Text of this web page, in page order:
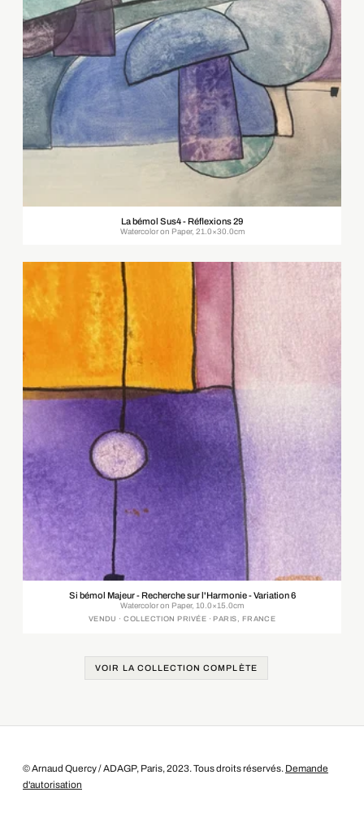
La bémol Sus4 - Réflexions 29
Watercolor on Paper, 21.0×30.0cm
Si bémol Majeur - Recherche sur l'Harmonie - Variation 6
Watercolor on Paper, 10.0×15.0cm
VENDU · COLLECTION PRIVÉE · PARIS, FRANCE
VOIR LA COLLECTION COMPLÈTE
© Arnaud Quercy / ADAGP, Paris, 2023. Tous droits réservés. Demande
d'autorisation